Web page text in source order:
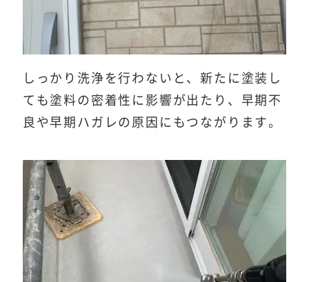
しっかり洗浄を行わないと、新たに塗装し
ても塗料の密着性に影響が出たり、早期不
良や早期ハガレの原因にもつながります。